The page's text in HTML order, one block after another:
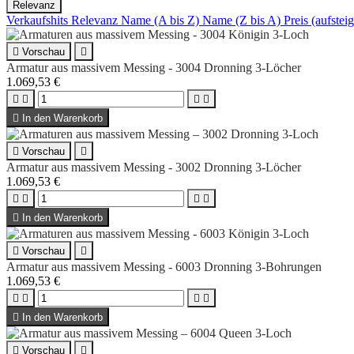
Relevanz
Verkaufshits Relevanz Name (A bis Z) Name (Z bis A) Preis
 Vorschau 
Armatur aus massivem Messing - 3004 Dronning 3-Löcher
1.069,53 €
   
 In den Warenkorb
 Vorschau 
Armatur aus massivem Messing - 3002 Dronning 3-Löcher
1.069,53 €
   
 In den Warenkorb
 Vorschau 
Armatur aus massivem Messing - 6003 Dronning 3-Bohrungen
1.069,53 €
   
 In den Warenkorb
 Vorschau 